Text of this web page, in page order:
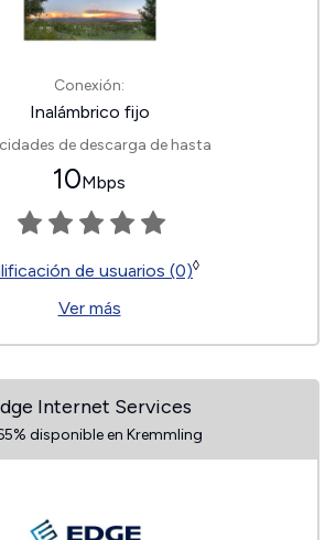
Conexión:
Inalámbrico fijo
de descarga de hasta
10Mbps
de usuarios (0)◊
Ver más
Internet Services
disponible en Kremmling